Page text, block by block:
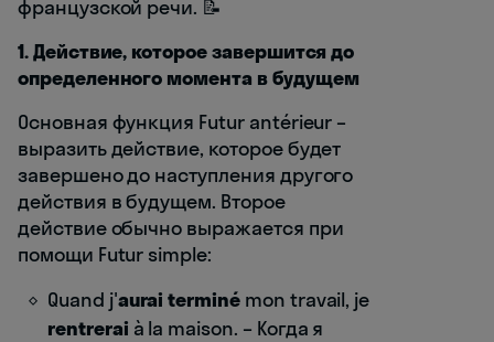
французской речи. 📝
1. Действие, которое завершится до
определенного момента в будущем
Основная функция Futur antérieur –
выразить действие, которое будет
завершено до наступления другого
действия в будущем. Второе
действие обычно выражается при
помощи Futur simple:
Quand j'aurai terminémon travail, je
rentrerai à la maison. – Когда я